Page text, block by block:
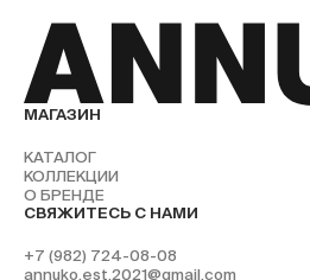
МАГАЗИН
КАТАЛОГ
КОЛЛЕКЦИИ
О БРЕНДЕ
СВЯЖИТЕСЬ С НАМИ
+7 (982) 724-08-08
annuko.est.2021@gmail.com